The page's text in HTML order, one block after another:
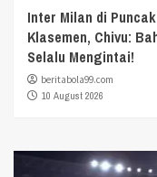
Inter Milan di Puncak
Klasemen, Chivu:
Selalu Mengintai!
beritabola99.com
10 August 2026